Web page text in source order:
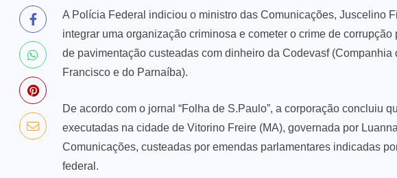
A Polícia Federal indiciou o ministro das Comunicações, Juscelino
integrar uma organização criminosa e cometer o crime de
de pavimentação custeadas com dinheiro da Codevasf
Francisco e do Parnaíba).
De acordo com o jornal “Folha de S.Paulo”, a corporação concluiu
executadas na cidade de Vitorino Freire (MA), governada por
Comunicações, custeadas por emendas parlamentares indicadas
federal.